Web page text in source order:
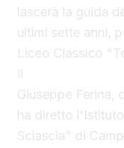
lascerà la guida
ultimi sette anni,
Liceo Classico
Il
Giuseppe Ferina,
ha diretto
Sciascia" di